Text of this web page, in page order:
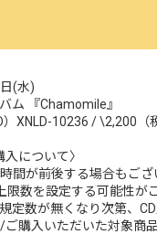
(水)
ム 『Chamomile』
XNLD-10236 / \2,200（
について〉
間が前後する場合もござ
数を設定する可能性が
定数が無くなり次第、CD
購入いただいた対象商